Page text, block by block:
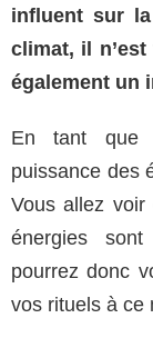
influent sur
climat, il
également un
En tant que
puissance des
Vous allez voir
énergies
pourrez donc
vos rituels à ce